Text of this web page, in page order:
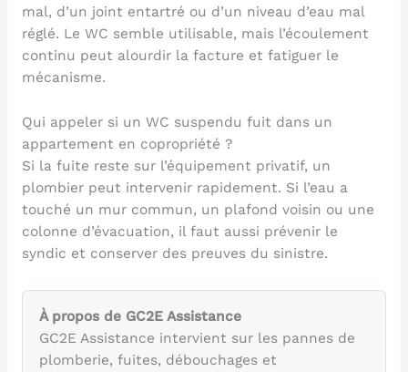
mal, d’un joint entartré ou d’un niveau d’eau mal
réglé. Le WC semble utilisable, mais l’écoulement
continu peut alourdir la facture et fatiguer le
mécanisme.
Qui appeler si un WC suspendu fuit dans un
appartement en copropriété ?
Si la fuite reste sur l’équipement privatif, un
plombier peut intervenir rapidement. Si l’eau a
touché un mur commun, un plafond voisin ou une
colonne d’évacuation, il faut aussi prévenir le
syndic et conserver des preuves du sinistre.
À propos de GC2E Assistance
GC2E Assistance intervient sur les pannes de
plomberie, fuites, débouchages et